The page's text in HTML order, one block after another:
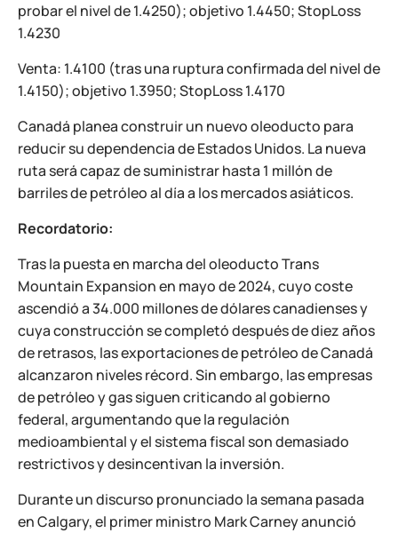
probar el nivel de 1.4250); objetivo 1.4450; StopLoss
1.4230
Venta: 1.4100 (tras una ruptura confirmada del nivel de
1.4150); objetivo 1.3950; StopLoss 1.4170
Canadá planea construir un nuevo oleoducto para
reducir su dependencia de Estados Unidos. La nueva
ruta será capaz de suministrar hasta 1 millón de
barriles de petróleo al día a los mercados asiáticos.
Recordatorio:
Tras la puesta en marcha del oleoducto Trans
Mountain Expansion en mayo de 2024, cuyo coste
ascendió a 34.000 millones de dólares canadienses y
cuya construcción se completó después de diez años
de retrasos, las exportaciones de petróleo de Canadá
alcanzaron niveles récord. Sin embargo, las empresas
de petróleo y gas siguen criticando al gobierno
federal, argumentando que la regulación
medioambiental y el sistema fiscal son demasiado
restrictivos y desincentivan la inversión.
Durante un discurso pronunciado la semana pasada
en Calgary, el primer ministro Mark Carney anunció